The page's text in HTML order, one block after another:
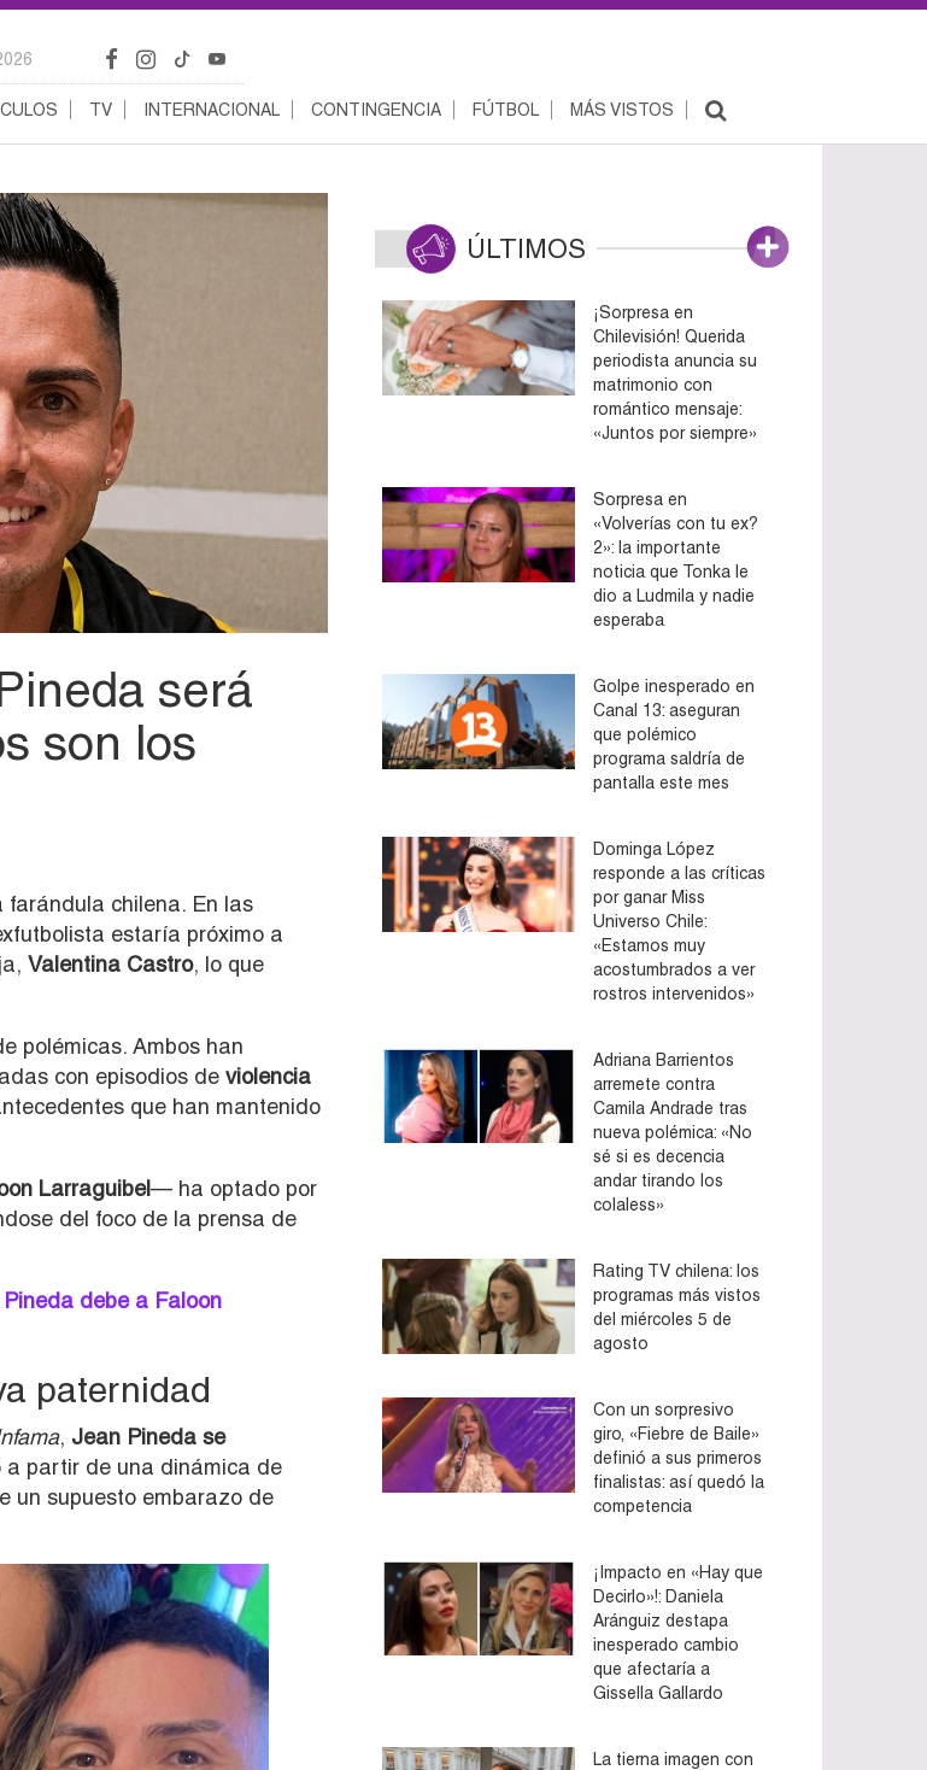
TV INTERNACIONAL CONTINGENCIA FÚTBOL MÁS VISTOS
será
son los
chilena. En las
estaría próximo a
Valentina Castro, lo que
polémicas. Ambos han
con episodios de violencia
que han mantenido
Larraguibel— ha optado por
del foco de la prensa de
debe a Faloon
paternidad
, Jean Pineda se
a partir de una dinámica de
un supuesto embarazo de
ÚLTIMOS
¡Sorpresa en
Chilevisión! Querida
periodista anuncia su
matrimonio con
romántico mensaje:
«Juntos por siempre»
Sorpresa en
«Volverías con tu ex?
2»: la importante
noticia que Tonka le
dio a Ludmila y nadie
esperaba
Golpe inesperado en
Canal 13: aseguran
que polémico
programa saldría de
pantalla este mes
Dominga López
responde a las críticas
por ganar Miss
Universo Chile:
«Estamos muy
acostumbrados a ver
rostros intervenidos»
Adriana Barrientos
arremete contra
Camila Andrade tras
nueva polémica: «No
sé si es decencia
andar tirando los
colaless»
Rating TV chilena: los
programas más vistos
del miércoles 5 de
agosto
Con un sorpresivo
giro, «Fiebre de Baile»
definió a sus primeros
finalistas: así quedó la
competencia
¡Impacto en «Hay que
Decirlo»!: Daniela
Aránguiz destapa
inesperado cambio
que afectaría a
Gissella Gallardo
La tierna imagen con